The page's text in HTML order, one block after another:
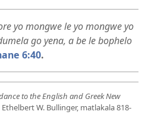
yo mongwe le yo mongwe yo
go yena, a be le bophelo
6:40.
to the English and Greek New
W. Bullinger, matlakala 818-